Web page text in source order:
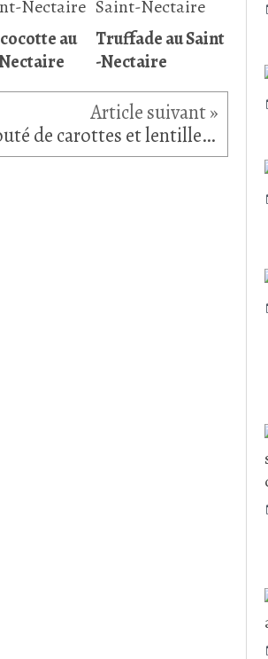
au
Truffade au Saint
-Nectaire
Velouté de carottes et lentilles corail à la crème de coco